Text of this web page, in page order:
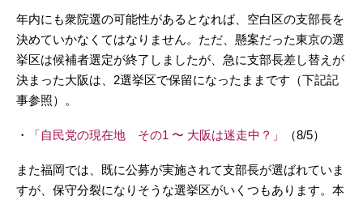
年内にも衆院選の可能性があるとなれば、空白区の支部長を
決めていかなくてはなりません。ただ、懸案だった東京の選
挙区は候補者選定が終了しましたが、急に支部長差し替えが
決まった大阪は、2選挙区で保留になったままです（下記記
事参照）。
・ 「自民党の現在地 その1 〜 大阪は迷走中？」 （8/5）
また福岡では、既に公募が実施されて支部長が選ばれていま
すが、保守分裂になりそうな選挙区がいくつもあります。本